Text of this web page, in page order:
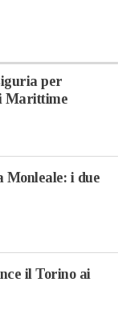
per
Marittime
Monleale: i due
il Torino ai